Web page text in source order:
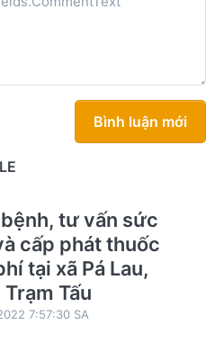
Bình luận mới
tư vấn sức
cấp phát thuốc
tại xã Pá Lau,
Tấu
7:57:30 SA